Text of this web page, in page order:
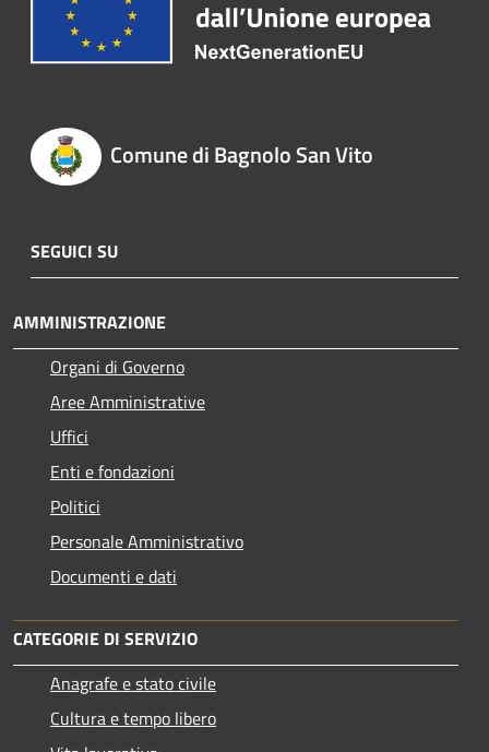
Comune di Bagnolo San Vito
SEGUICI SU
AMMINISTRAZIONE
Organi di Governo
Aree Amministrative
Uffici
Enti e fondazioni
Politici
Personale Amministrativo
Documenti e dati
CATEGORIE DI SERVIZIO
Anagrafe e stato civile
Cultura e tempo libero